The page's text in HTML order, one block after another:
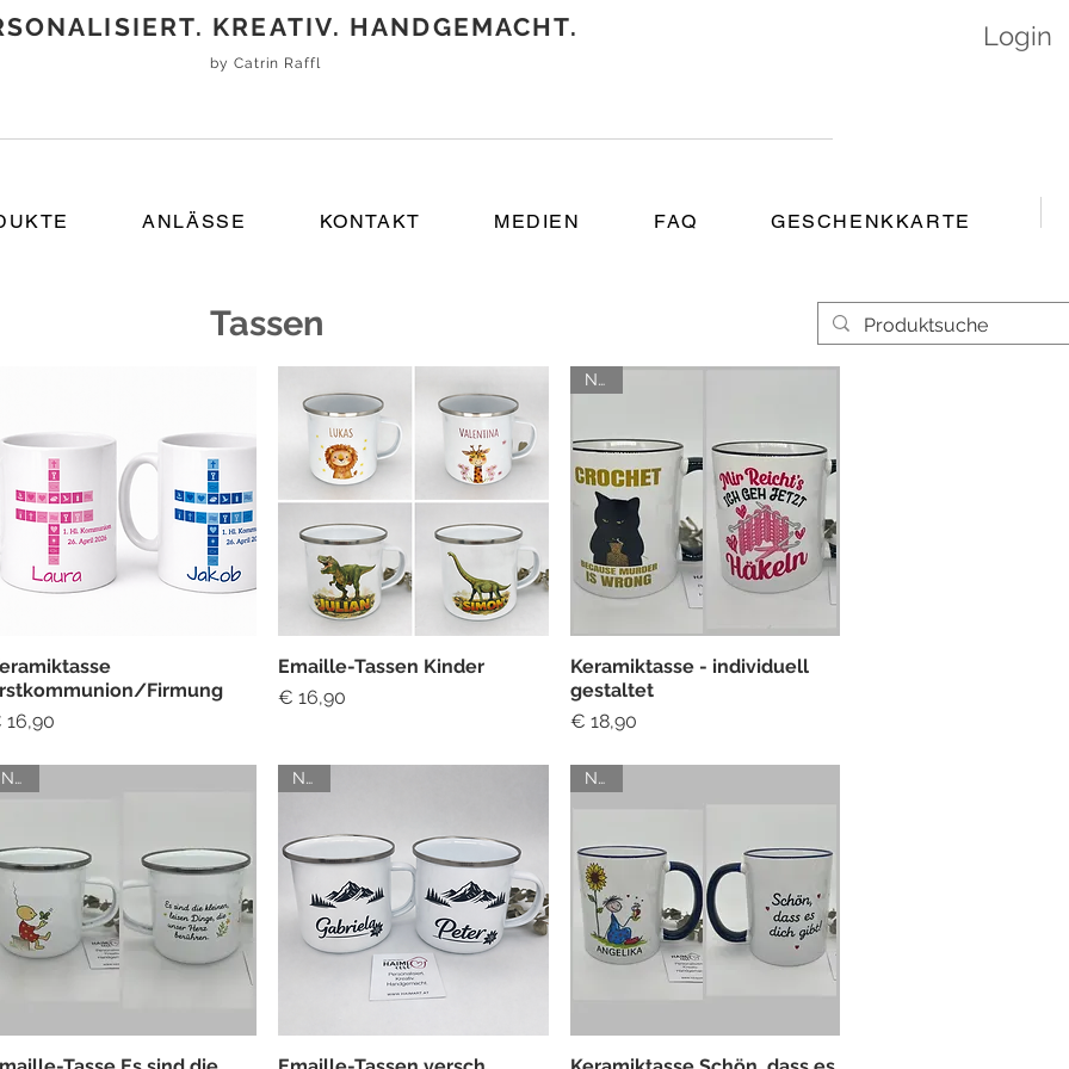
KREATIV. HANDGEMACHT.
by Catrin Raffl
Login
ANLÄSSE KONTAKT MEDIEN FAQ GESCHENKKARTE
Tassen
Schnellansicht
Firmung
Schnellansicht
Emaille-Tassen Kinder
Preis
€ 16,90
Schnellansicht
NEU
Keramiktasse - individuell
gestaltet
Preis
€ 18,90
Schnellansicht
NEU
Schnellansicht
NEU
Schnellansicht
NEU